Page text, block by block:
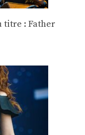
titre : Father